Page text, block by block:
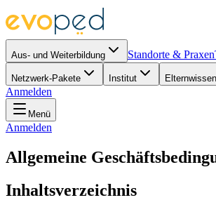
Aus- und Weiterbildung Standorte & Praxen
Netzwerk-Pakete Institut
Anmelden
Menü
Anmelden
Allgemeine
Inhaltsverzeichnis